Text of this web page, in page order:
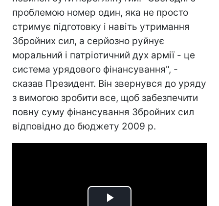
проблемою номер один, яка не просто
стримує підготовку і навіть утримання
Збройних сил, а серйозно руйнує
моральний і патріотичний дух армії - це
система урядового фінансування", -
сказав Президент. Він звернувся до уряду
з вимогою зробити все, щоб забезпечити
повну суму фінансування Збройних сил
відповідно до бюджету 2009 р.